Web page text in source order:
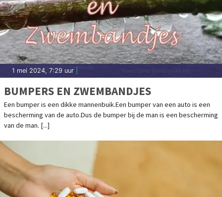
1 mei 2024, 7:29 uur
BUMPERS EN ZWEMBANDJES
Een bumper is een dikke mannenbuik.Een bumper van een auto is een
bescherming van de auto.Dus de bumper bij de man is een bescherming
van de man. [...]